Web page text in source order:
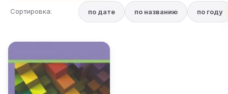
Сортировка: по дате по названию по году